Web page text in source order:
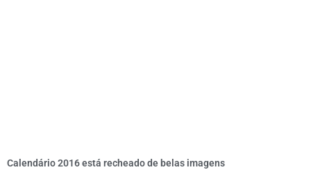
Calendário 2016 está recheado de belas imagens